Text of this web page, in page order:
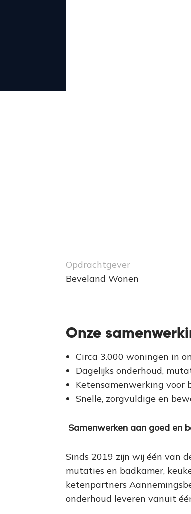
Opdrachtgever
Beveland Wonen
Onze
Circa 3.000 woningen in
Dagelijks onderhoud,
Ketensamenwerking
Snelle, zorgvuldige en
Samenwerken aan goed en
Sinds 2019 zijn wij één van
mutaties en badkamer,
ketenpartners
onderhoud leveren vanuit